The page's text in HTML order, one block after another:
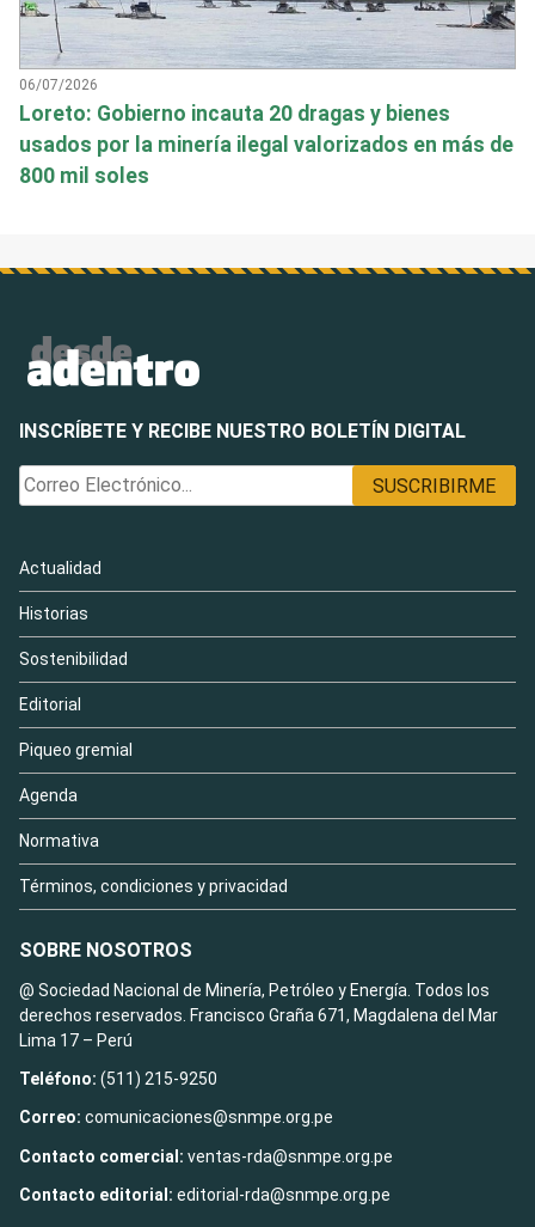
06/07/2026
Loreto: Gobierno incauta 20 dragas y bienes
usados por la minería ilegal valorizados en más de
800 mil soles
INSCRÍBETE Y RECIBE NUESTRO BOLETÍN DIGITAL
Actualidad
Historias
Sostenibilidad
Editorial
Piqueo gremial
Agenda
Normativa
Términos, condiciones y privacidad
SOBRE NOSOTROS
@ Sociedad Nacional de Minería, Petróleo y Energía. Todos los
derechos reservados. Francisco Graña 671, Magdalena del Mar
Lima 17 – Perú
Teléfono: (511) 215-9250
Correo: comunicaciones@snmpe.org.pe
Contacto comercial: ventas-rda@snmpe.org.pe
Contacto editorial: editorial-rda@snmpe.org.pe